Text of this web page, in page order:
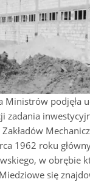
Ministrów podjęła
zadania
1962 roku
w obrębie
się